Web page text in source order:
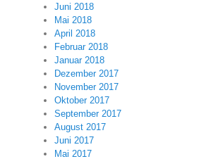
Juni 2018
Mai 2018
April 2018
Februar 2018
Januar 2018
Dezember 2017
November 2017
Oktober 2017
September 2017
August 2017
Juni 2017
Mai 2017